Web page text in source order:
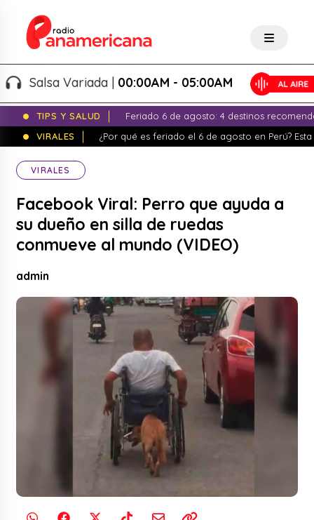
Salsa Variada |00:00AM - 05:00AM
TIPS Y SALUD
Feriado 6 de agosto: 4 destinos
VIRALES
¿Por qué es feriado el 6 de agosto en Perú?
VIRALES
Facebook Viral: Perro que ayuda a
su dueño en silla de ruedas
conmueve al mundo (VIDEO)
admin